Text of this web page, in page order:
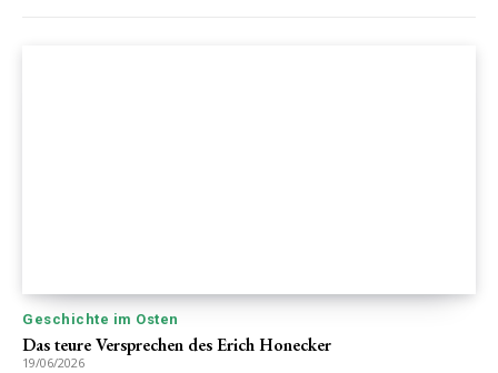
Geschichte im Osten
Das teure Versprechen des Erich Honecker
19/06/2026